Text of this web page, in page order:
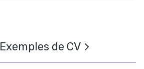
Exemples de CV